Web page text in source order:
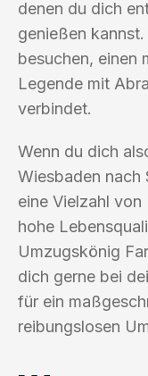
denen du dich
genießen
besuchen, einen
Legende mit
verbindet.
Wenn du dich
Wiesbaden nach
eine Vielzahl
hohe
Umzugskönig
dich gerne bei
für ein
reibungslosen